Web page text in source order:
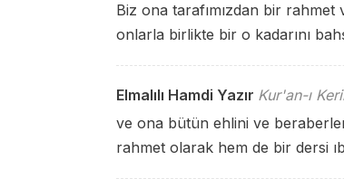
Biz ona tarafımızdan bir
onlarla birlikte bir o kadarını
Elmalılı Hamdi Yazır Kur'an-ı
ve ona bütün ehlini ve
rahmet olarak hem de bir dersi